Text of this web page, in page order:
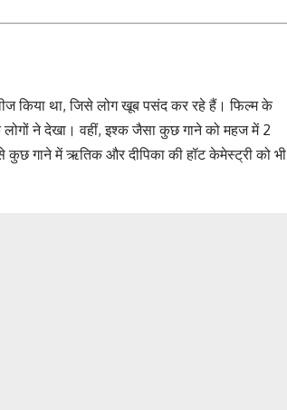
किया था, जिसे लोग खूब पसंद कर रहे हैं। फिल्म के
लोगों ने देखा। वहीं, इश्क जैसा कुछ गाने को महज में 2
गाने में ऋतिक और दीपिका की हॉट केमेस्ट्री को भी